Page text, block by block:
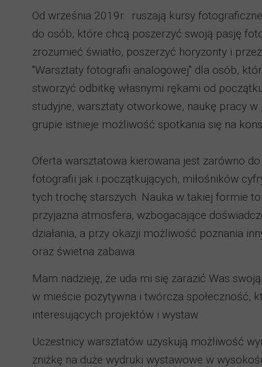
Od września 2019r. ruszają kursy
do osób, które chcą poszerzyć swoją pasję
zrozumieć światło, poszerzyć horyzonty i
"Warsztaty fotografii analogowej" dla osób,
stworzyć odbitkę własnymi rękami od
studyjne, warsztaty otworkowe, naukę pracy
grupie istnieje możliwość spotkania się na
Oferta warsztatowa kierowana jest zarówno
fotografii jak i początkujących, miłośników
tych trochę starszych. Nauka w takiej formie to
przyjazna atmosfera, wzbogacające
działania, a przy okazji możliwość poznania
oraz świetna zabawa.
Mam nadzieję, że uda mi się zarazić Was
w mieście pozytywna i twórcza społeczność,
interesujących projektów i wystaw.
Uczestnicy warsztatów uzyskują możliwość
zniżkę na duże wydruki wystawowe w